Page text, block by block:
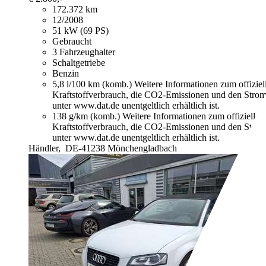
172.372 km
12/2008
51 kW (69 PS)
Gebraucht
3 Fahrzeughalter
Schaltgetriebe
Benzin
5,8 l/100 km (komb.) Weitere Informationen zum
Kraftstoffverbrauch, die CO2-Emissionen und den
unter www.dat.de unentgeltlich erhältlich ist.
138 g/km (komb.) Weitere Informationen zum
Kraftstoffverbrauch, die CO2-Emissionen und den
unter www.dat.de unentgeltlich erhältlich ist.
Händler, DE-41238 Mönchengladbach